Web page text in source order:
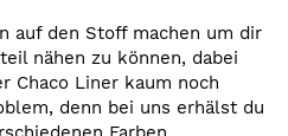
auf den Stoff machen um dir
nähen zu können, dabei
Chaco Liner kaum noch
denn bei uns erhälst du